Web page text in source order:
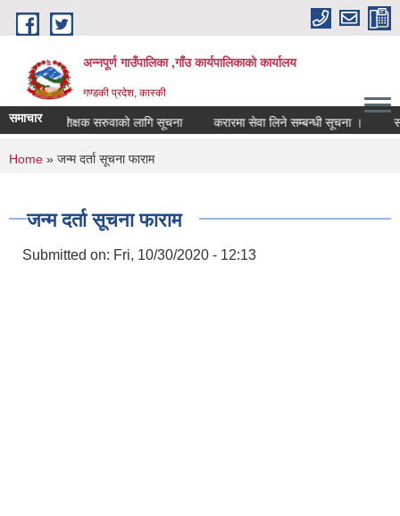
Skip to main content
अन्नपूर्ण गाउँपालिका ,गाँउ कार्यपालिकाको कार्यालय
गण्डकी प्रदेश, कास्की
समाचार शिक्षक सरुवाको लागि सूचना करारमा सेवा लिने सम्बन्धी सूचना ।
You are here
Home » जन्म दर्ता सूचना फाराम
जन्म दर्ता सूचना फाराम
Submitted on: Fri, 10/30/2020 - 12:13